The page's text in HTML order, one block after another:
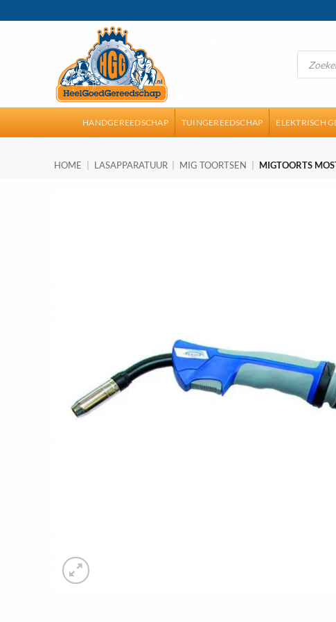
naar
zoeken
HANDGEREEDSCHAP TUINGEREEDSCHAP ELEKTRISCH
HOME | LASAPPARATUUR | MIG TOORTSEN | MIGTOORTS